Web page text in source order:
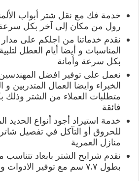
خدمة فك مع نقل شتر أبواب
رول من مكان إلى آخر بكل سرعة
نقدم خدماتنا من اجلكم على
المناسبات و أيضا أيام العطل
بكل سرعة وأمانة
نعمل على توفير افضل المهندسين
الخبراء وايضا العمال المتدربين و
متطلبات العملاء من الشتر وذلك
فائقة
خدمة استيراد أجود أنواع الحديد
للحروق أو التآكل في تفصيل شاتر
منازل العمرية
نقدم شرايح الشتر بابعاد
بطول ٧.٧ سم مع توفير الادوات والمعدات الحديثة